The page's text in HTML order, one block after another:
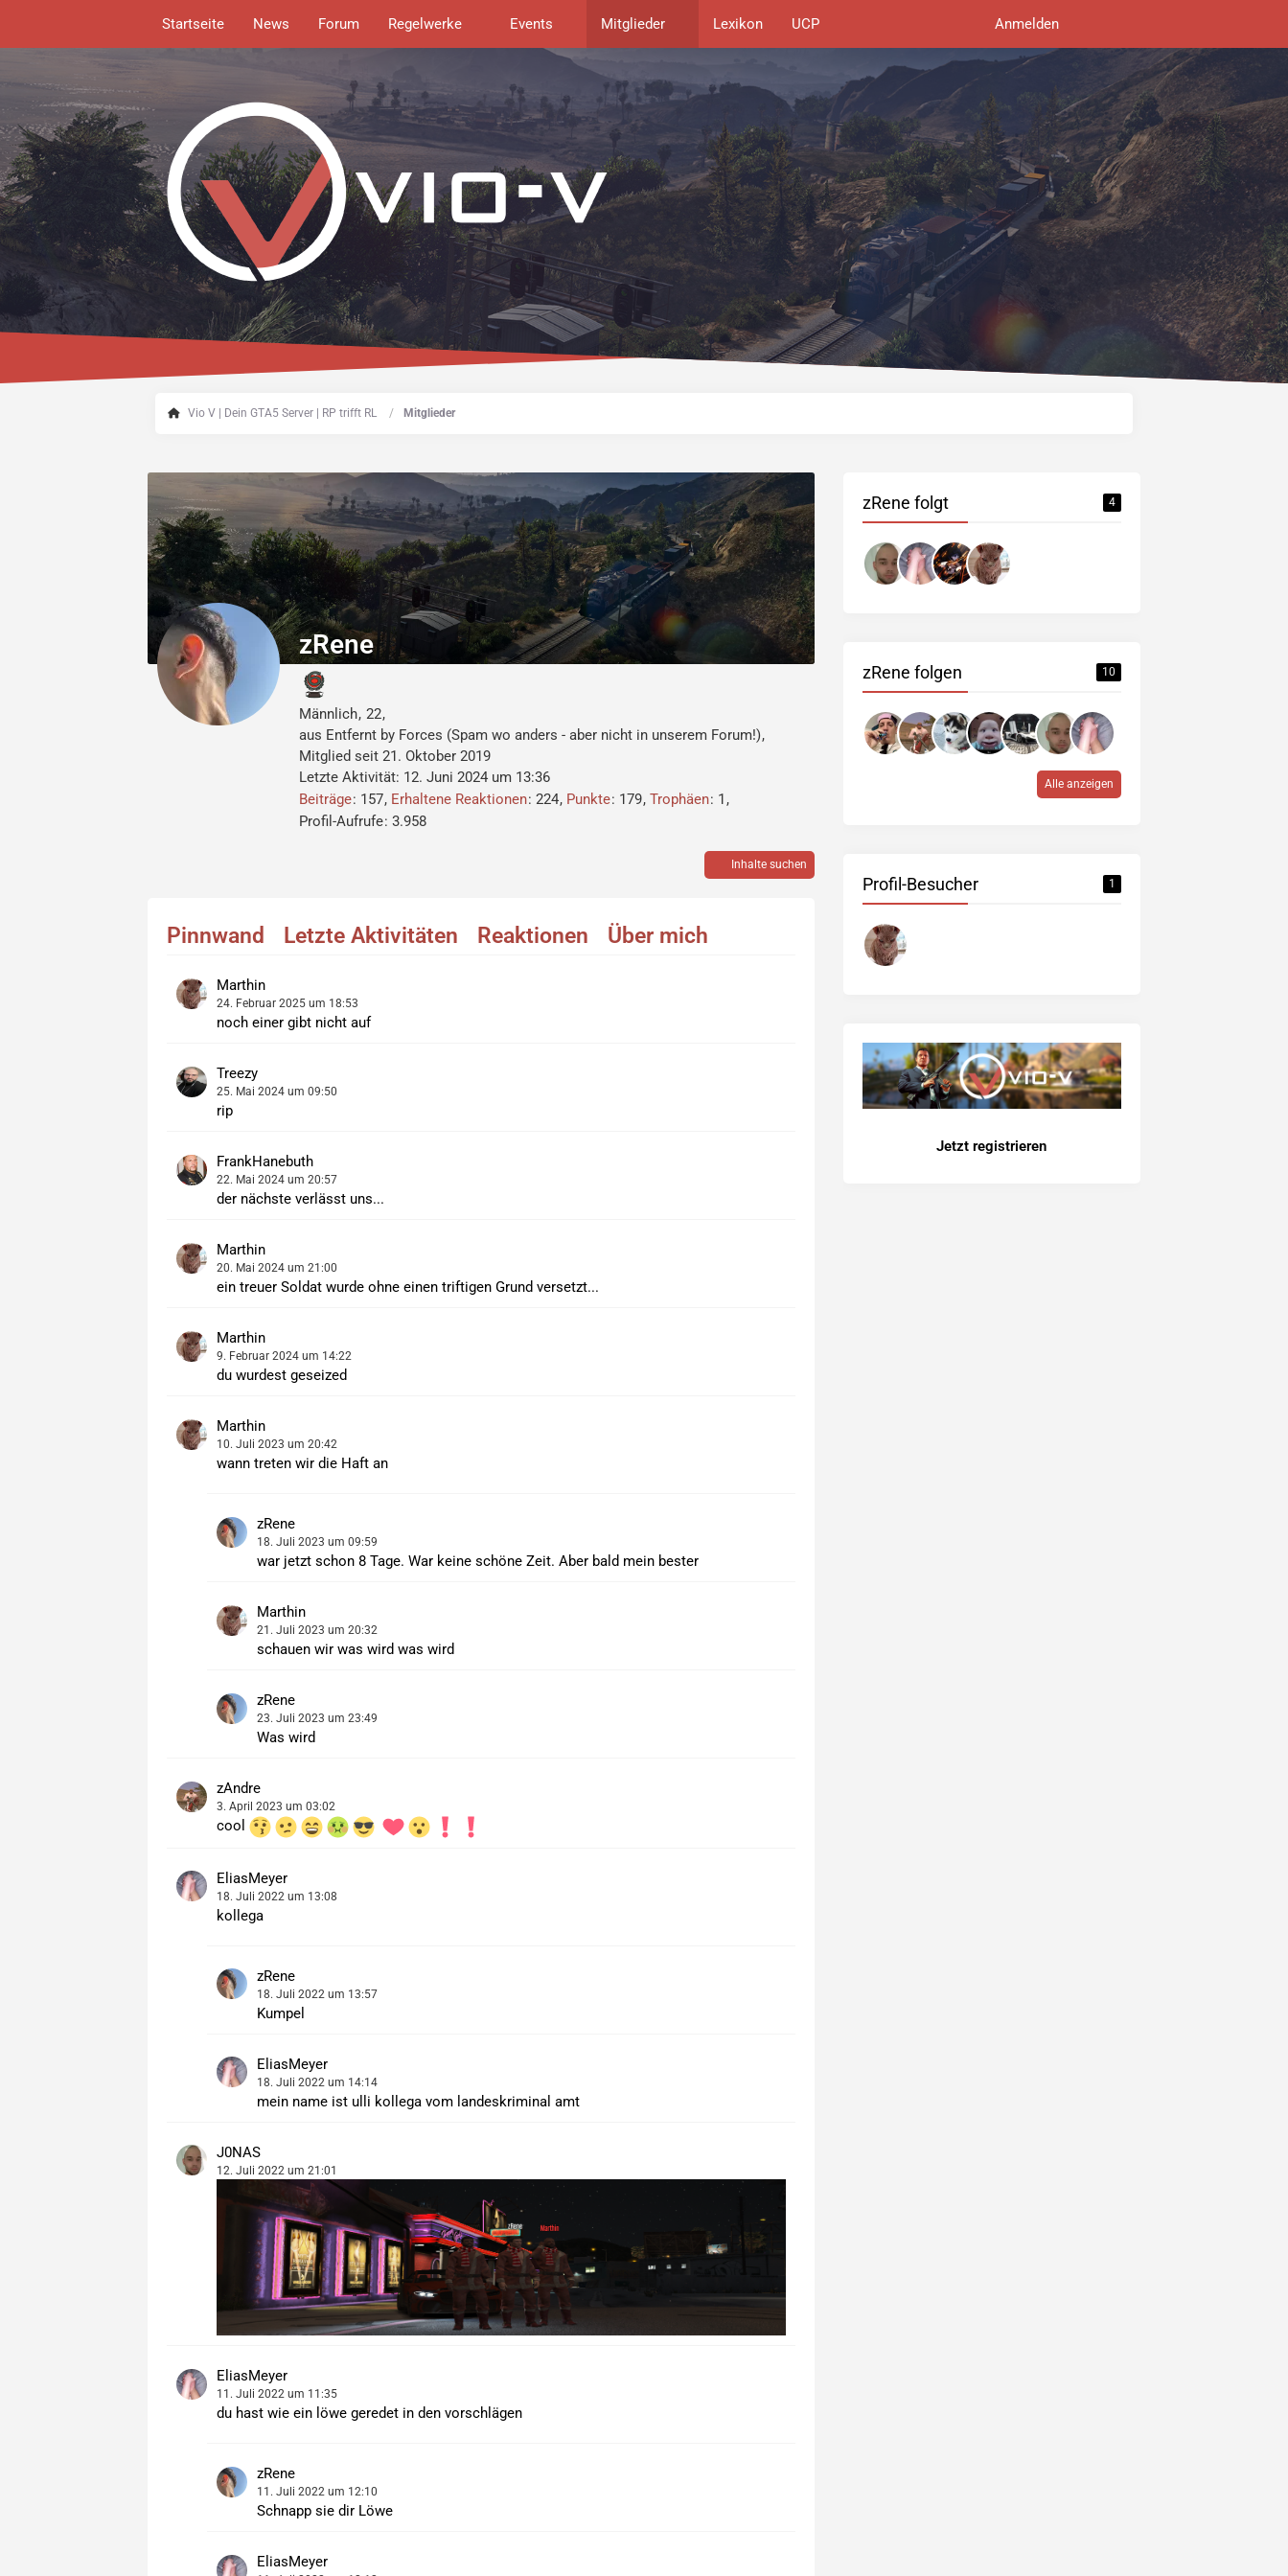
Startseite News Forum Regelwerke Events Mitglieder Lexikon UCP Anmelden
Vio V | Dein GTA5 Server | RP trifft RL Mitglieder
zRene
Männlich 22
aus Entfernt by Forces (Spam wo anders - aber nicht in unserem Forum!)
Mitglied seit 21. Oktober 2019
Letzte Aktivität: 12. Juni 2024 um 13:36
Beiträge 157 Erhaltene Reaktionen 224 Punkte 179 Trophäen 1
Profil-Aufrufe 3.958
Inhalte suchen
Pinnwand Letzte Aktivitäten Reaktionen Über mich
Marthin
24. Februar 2025 um 18:53
noch einer gibt nicht auf
Treezy
25. Mai 2024 um 09:50
rip
FrankHanebuth
22. Mai 2024 um 20:57
der nächste verlässt uns...
Marthin
20. Mai 2024 um 21:00
ein treuer Soldat wurde ohne einen triftigen Grund versetzt...
Marthin
9. Februar 2024 um 14:22
du wurdest geseized
Marthin
10. Juli 2023 um 20:42
wann treten wir die Haft an
zRene
18. Juli 2023 um 09:59
war jetzt schon 8 Tage. War keine schöne Zeit. Aber bald mein bester
Marthin
21. Juli 2023 um 20:32
schauen wir was wird was wird
zRene
23. Juli 2023 um 23:49
Was wird
zAndre
3. April 2023 um 03:02
cool
EliasMeyer
18. Juli 2022 um 13:08
kollega
zRene
18. Juli 2022 um 13:57
Kumpel
EliasMeyer
18. Juli 2022 um 14:14
mein name ist ulli kollega vom landeskriminal amt
J0NAS
12. Juli 2022 um 21:01
EliasMeyer
11. Juli 2022 um 11:35
du hast wie ein löwe geredet in den vorschlägen
zRene
11. Juli 2022 um 12:10
Schnapp sie dir Löwe
EliasMeyer
zRene folgt 4
zRene folgen 10
Alle anzeigen
Profil-Besucher 1
Jetzt registrieren